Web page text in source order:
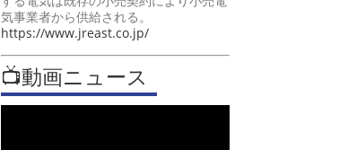
気事業者から供給される。
https://www.jreast.co.jp/
📺動画ニュース